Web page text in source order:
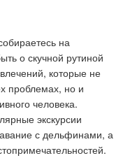
на
о скучной рутиной
которые не
проблемах, но и
человека.
экскурсии
с дельфинами, а